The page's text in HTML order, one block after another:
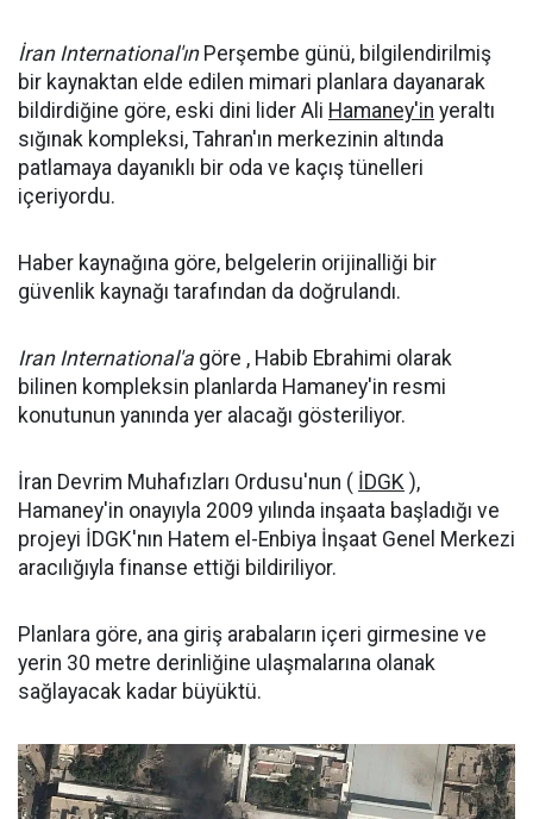
İran International'ınPerşembe günü, bilgilendirilmiş
bir kaynaktan elde edilen mimari planlara dayanarak
bildirdiğine göre, eski dini lider Ali Hamaney'in yeraltı
sığınak kompleksi, Tahran'ın merkezinin altında
patlamaya dayanıklı bir oda ve kaçış tünelleri
içeriyordu.
Haber kaynağına göre, belgelerin orijinalliği bir
güvenlik kaynağı tarafından da doğrulandı.
Iran International'a göre , Habib Ebrahimi olarak
bilinen kompleksin planlarda Hamaney'in resmi
konutunun yanında yer alacağı gösteriliyor.
İran Devrim Muhafızları Ordusu'nun ( İDGK ),
Hamaney'in onayıyla 2009 yılında inşaata başladığı ve
projeyi İDGK'nın Hatem el-Enbiya İnşaat Genel Merkezi
aracılığıyla finanse ettiği bildiriliyor.
Planlara göre, ana giriş arabaların içeri girmesine ve
yerin 30 metre derinliğine ulaşmalarına olanak
sağlayacak kadar büyüktü.